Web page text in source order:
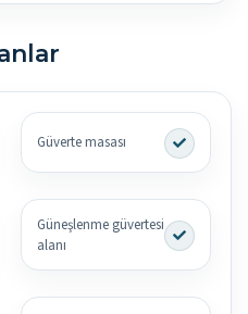
Güverte masası
Güneşlenme güvertesi
alanı